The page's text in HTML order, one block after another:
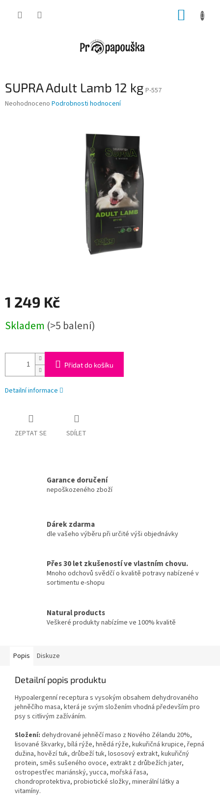
SUPRA Adult Lamb 12 kg P-557
Průměrné
Neohodnoceno Podrobnosti hodnocení
1 249 Kč
cena:
Skladem (>5 balení)
Přidat do košíku
Detailní informace
ZEPTAT SE SDÍLET
Garance doručení
nepoškozeného zboží
Dárek zdarma
dle vašeho výběru při určité výši objednávky
Přes 30 let zkušeností ve vlastním chovu.
Mnoho odchovů svědčí o kvalitě potravy nabízené v
sortimentu e-shopu
Natural products
Veškeré produkty nabízíme ve 100% kvalitě
Popis Diskuze
Detailní popis produktu
Hypoalergenní receptura s vysokým obsahem dehydrovaného
jehněčího masa, která je svým složením vhodná především pro
psy s citlivým zažíváním.
Složení: dehydrované jehněčí maso z Nového Zélandu 20%,
lisované škvarky, bílá rýže, hnědá rýže, kukuřičná krupice, řepná
dužina, hovězí tuk, drůbeží tuk, lososový extrakt, kukuřičný
protein, směs sušeného ovoce, extrakt z drůbežích jater,
ostropestřec mariánský, yucca, mořská řasa,
chondroprotektiva, probiotické složky, minerální látky a
vitamíny.